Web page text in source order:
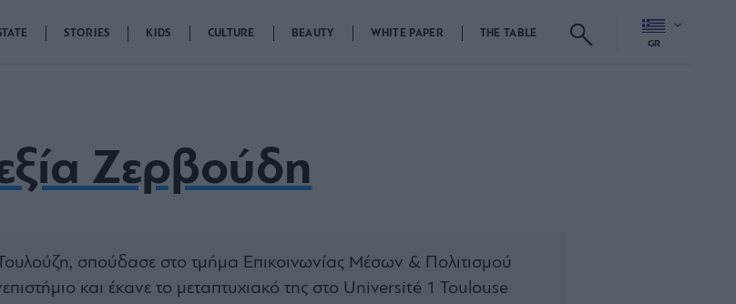
STORIES KIDS CULTURE BEAUTY WHITE PAPER THE TABLE
GR
Ζερβούδη
σπούδασε στο τμήμα Επικοινωνίας Μέσων & Πολιτισμού
και έκανε το μεταπτυχιακό της στο Université 1 Toulouse